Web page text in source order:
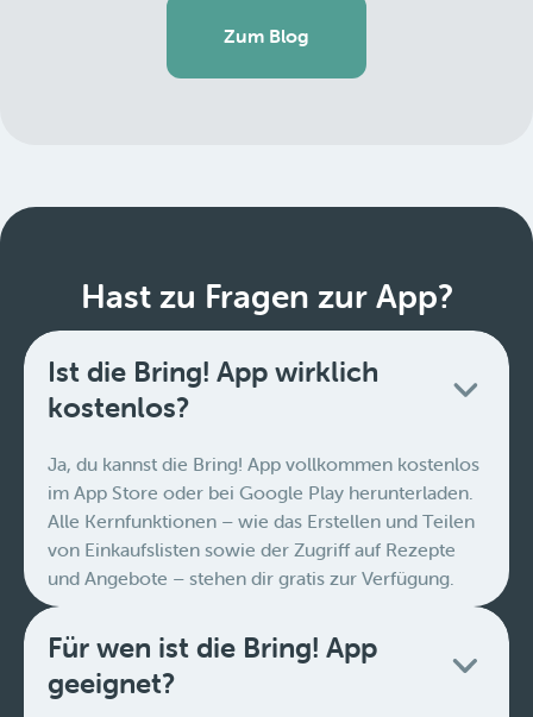
Zum Blog
Hast zu Fragen zur App?
Ist die Bring! App wirklich
kostenlos?
Ja, du kannst die Bring! App vollkommen kostenlos
im App Store oder bei Google Play herunterladen.
Alle Kernfunktionen – wie das Erstellen und Teilen
von Einkaufslisten sowie der Zugriff auf Rezepte
und Angebote – stehen dir gratis zur Verfügung.
Für wen ist die Bring! App
geeignet?